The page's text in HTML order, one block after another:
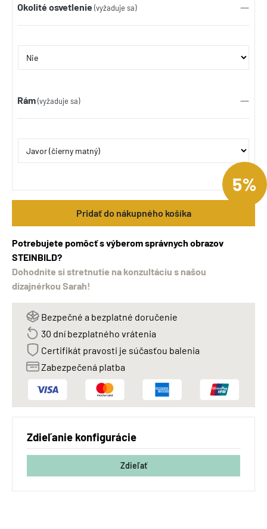
Okolité osvetlenie (vyžaduje sa)
Rám(vyžaduje sa)
Pridať do nákupného košíka
Potrebujete pomôcť s výberom správnych obrazov
STEINBILD?
Dohodnite si stretnutie na konzultáciu s našou
dizajnérkou Sarah!
Bezpečné a bezplatné doručenie
30 dní bezplatného vrátenia
Certifikát pravosti je súčasťou balenia
Zabezpečená platba
Zdieľanie konfigurácie
Zdieľať
5%